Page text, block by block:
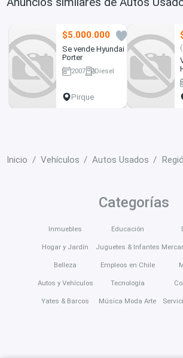
$5.000.000
11
Se vende Hyundai
Porter
2007 Diesel
Pirque
Inicio Vehículos Autos Usados
Categorías
Inmuebles
Hogar y Jardín
Belleza
Autos y Vehículos
Yates & Barcos
Educación
Juguetes & Infantes
Empleos en Chile
Tecnología
Música Moda Arte